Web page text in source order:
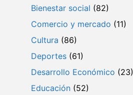
Bienestar social (82)
Comercio y mercado (11)
Cultura (86)
Deportes (61)
Desarrollo Económico (23)
Educación (52)